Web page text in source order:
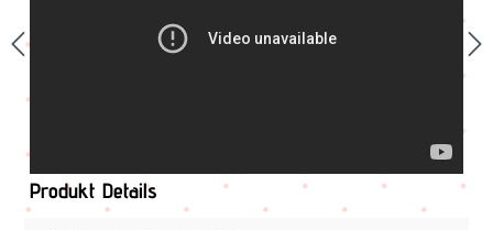
Produkt Details